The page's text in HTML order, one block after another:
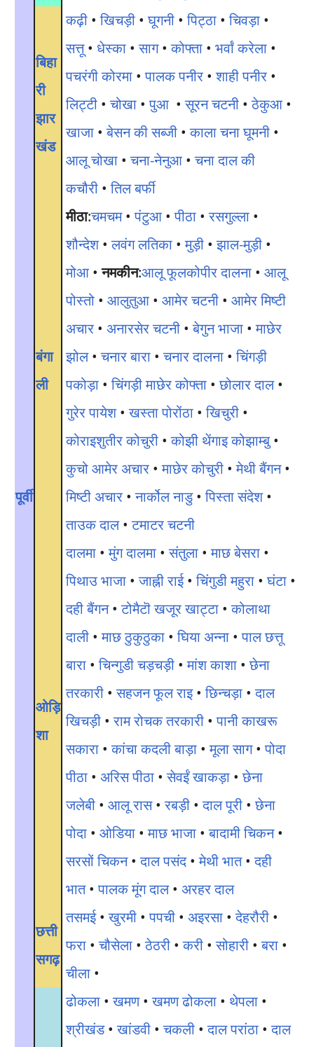
पूर्वी
बिहा
री
झार
खंड
कढ़ी •खिचड़ी •घूगनी •पिट्ठा •चिवड़ा •
सत्तू• धेस्का •साग•कोफ्ता • भर्वां करेला •
पचरंगी कोरमा •पालक पनीर •शाही पनीर •
लिट्टी •चोखा •पुआ •सूरन चटनी •ठेकुआ •
खाजा •बेसन की सब्जी •काला चना घूमनी •
आलू चोखा •चना-नेनुआ •चना दाल की
कचौरी •तिल बर्फी
बंगा
ली
मीठा:चमचम•पंटुआ •पीठा •रसगुल्ला •
शौन्देश•लवंग लतिका •मुड़ी •झाल-मुड़ी •
मोआ •नमकीन:आलू फूलकोपीर दालना • आलू
पोस्तो • आलुतुआ • आमेर चटनी • आमेर मिष्टी
अचार • अनारसेर चटनी •बेगुन भाजा •माछेर
झोल•चनार बारा •चनार दालना •चिंगड़ी
पकोड़ा •चिंगड़ी माछेर कोफ्ता •छोलार दाल•
गुरेर पायेश•खस्ता पोरोंठा •खिचुरी •
कोराइशुतीर कोचुरी •कोझी थेंगाइ कोझाम्बु•
कुचो आमेर अचार •माछेर कोचुरी •मेथी बैंगन•
मिष्टी अचार •नार्कोल नाडु•पिस्ता संदेश•
ताउक दाल•टमाटर चटनी
ओड़ि
शा
दालमा •मुंग दालमा •संतुला •माछ बेसरा •
पिथाउ भाजा •जाह्नी राई•चिंगुडी महुरा •घंटा •
दही बैंगन•टोमैटॊ खजूर खाट्टा •कोलाथा
दाली •माछ ठुकुठुका •घिया अन्ना •पाल छत्तू
बारा •चिन्गुडी चड़चड़ी •मांश काशा •छेना
तरकारी •सहजन फूल राइ•छिन्चड़ा •दाल
खिचड़ी •राम रोचक तरकारी •पानी काखरू
सकारा •कांचा कदली बाड़ा •मूला साग•पोदा
पीठा • अरिस पीठा •सेवईं खाकड़ा •छेना
जलेबी • आलू रास•रबड़ी •दाल पूरी •छेना
पोदा • ओडिया •माछ भाजा •बादामी चिकन•
सरसों चिकन•दाल पसंद•मेथी भात•दही
भात•पालक मूंग दाल• अरहर दाल
छत्ती
सगढ़
तसमई•खुरमी •पपची • अइरसा •देहरौरी •
फरा •चौसेला •ठेठरी •करी •सोहारी •बरा •
चीला •
ढोकला •खमण•खमण ढोकला • थेपला •
श्रीखंड•खांडवी •चकली •दाल परांठा •दाल